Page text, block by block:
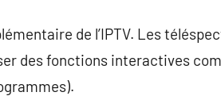
de l’IPTV. Les
des fonctions interactives